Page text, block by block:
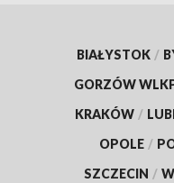
BIAŁYSTOK /
GORZÓW
KRAKÓW /
OPOLE /
SZCZECIN /